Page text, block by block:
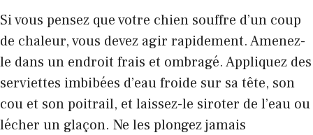
Si vous pensez que votre chien souffre d’un coup
de chaleur, vous devez agir rapidement. Amenez-
le dans un endroit frais et ombragé. Appliquez des
serviettes imbibées d’eau froide sur sa tête, son
cou et son poitrail, et laissez-le siroter de l’eau ou
lécher un glaçon. Ne les plongez jamais